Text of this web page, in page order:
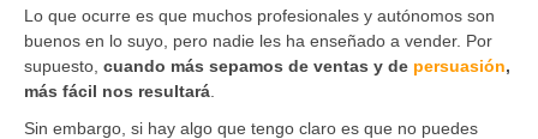
Lo que ocurre es que muchos profesionales y autónomos son
buenos en lo suyo, pero nadie les ha enseñado a vender. Por
supuesto, cuando más sepamos de ventas y de persuasión,
más fácil nos resultará
Sin embargo, si hay algo que tengo claro es que no puedes